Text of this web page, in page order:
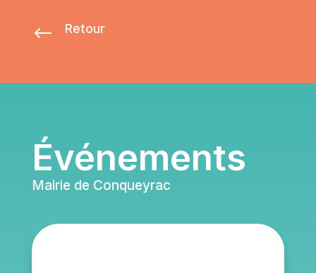
# Retour
Événements
Mairie de Conqueyrac